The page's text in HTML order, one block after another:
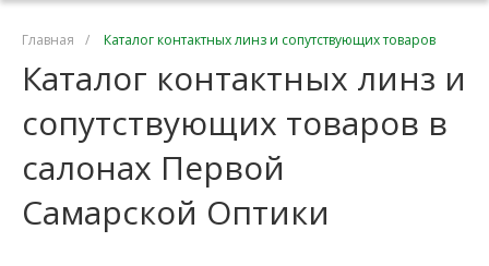
Главная / Каталог контактных линз и сопутствующих товаров
Каталог контактных линз и
сопутствующих товаров в
салонах Первой
Самарской Оптики